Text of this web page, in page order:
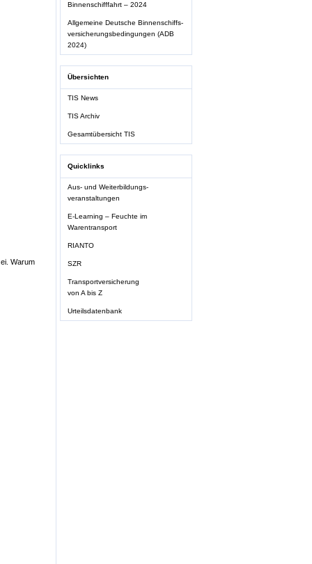
Warum
Binnenschifffahrt – 2024
Allgemeine Deutsche Binnenschiffs-
versicherungsbedingungen (ADB
2024)
Übersichten
TIS News
TIS Archiv
Gesamtübersicht TIS
Quicklinks
Aus- und Weiterbildungs-
veranstaltungen
E-Learning – Feuchte im
Warentransport
RIANTO
SZR
Transportversicherung
von A bis Z
Urteilsdatenbank